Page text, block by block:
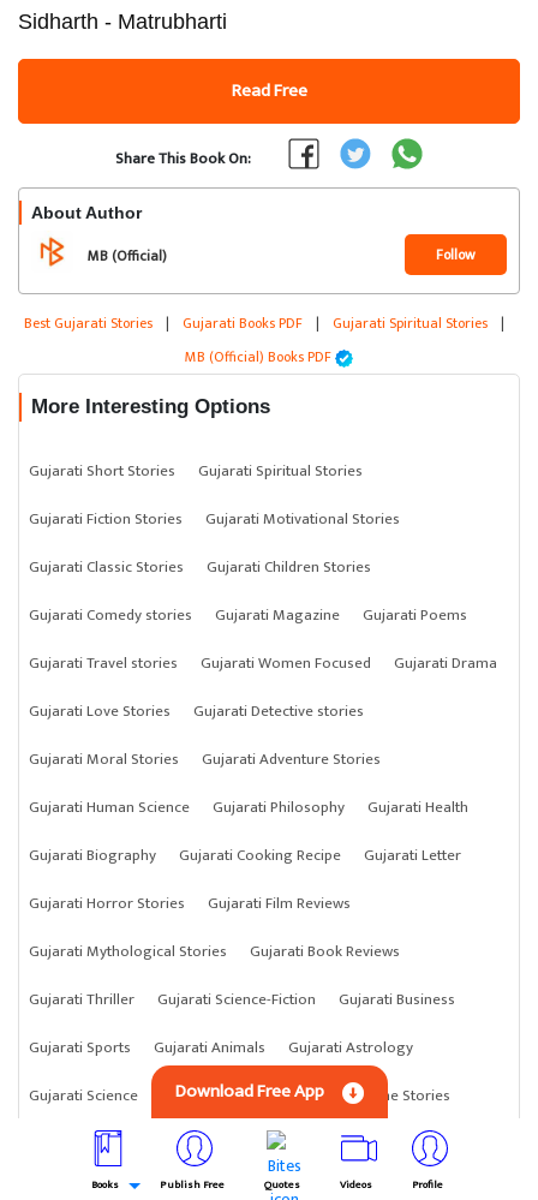
Sidharth - Matrubharti
Read Free
Share This Book On:
About Author
MB (Official) Follow
Best Gujarati Stories | Gujarati Books PDF | Gujarati Spiritual Stories |
MB (Official) Books PDF
More Interesting Options
Gujarati Short Stories
Gujarati Spiritual Stories
Gujarati Fiction Stories
Gujarati Motivational Stories
Gujarati Classic Stories
Gujarati Children Stories
Gujarati Comedy stories
Gujarati Magazine
Gujarati Poems
Gujarati Travel stories
Gujarati Women Focused
Gujarati Drama
Gujarati Love Stories
Gujarati Detective stories
Gujarati Moral Stories
Gujarati Adventure Stories
Gujarati Human Science
Gujarati Philosophy
Gujarati Health
Gujarati Biography
Gujarati Cooking Recipe
Gujarati Letter
Gujarati Horror Stories
Gujarati Film Reviews
Gujarati Mythological Stories
Gujarati Book Reviews
Gujarati Thriller
Gujarati Science-Fiction
Gujarati Business
Gujarati Sports
Gujarati Animals
Gujarati Astrology
Gujarati Science
Gujarati Anything Gujarati Crime Stories
Download Free App
Books Publish Free Quotes Videos Profile